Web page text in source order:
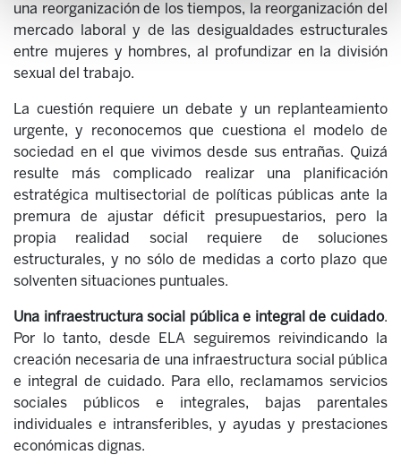
una reorganización de los tiempos, la reorganización del
mercado laboral y de las desigualdades estructurales
entre mujeres y hombres, al profundizar en la división
sexual del trabajo.
La cuestión requiere un debate y un replanteamiento
urgente, y reconocemos que cuestiona el modelo de
sociedad en el que vivimos desde sus entrañas. Quizá
resulte más complicado realizar una planificación
estratégica multisectorial de políticas públicas ante la
premura de ajustar déficit presupuestarios, pero la
propia realidad social requiere de soluciones
estructurales, y no sólo de medidas a corto plazo que
solventen situaciones puntuales.
Una infraestructura social pública e integral de cuidado.
Por lo tanto, desde ELA seguiremos reivindicando la
creación necesaria de una infraestructura social pública
e integral de cuidado. Para ello, reclamamos servicios
sociales públicos e integrales, bajas parentales
individuales e intransferibles, y ayudas y prestaciones
económicas dignas.